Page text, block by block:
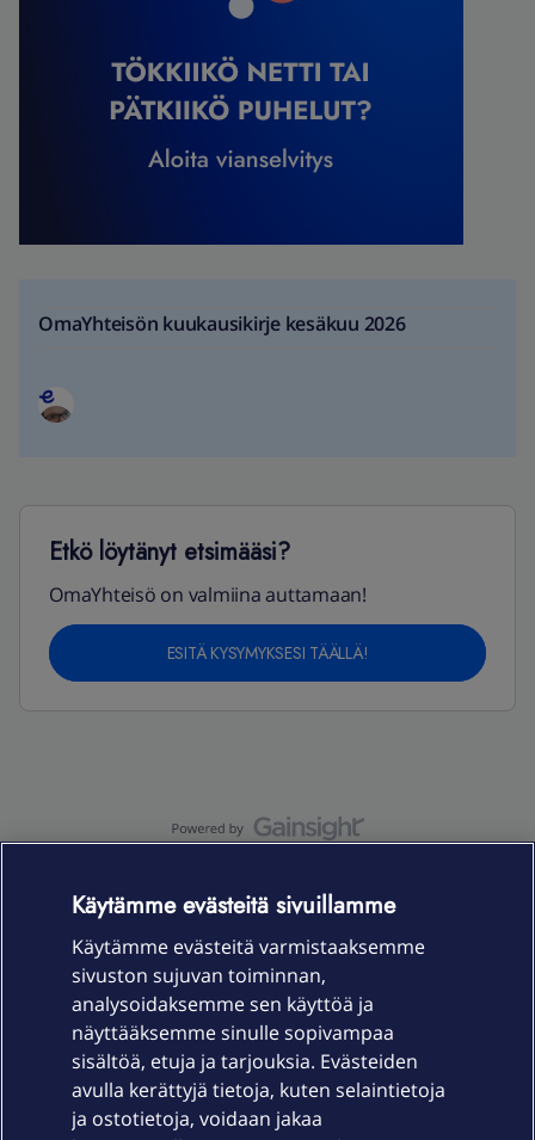
OmaYhteisön kuukausikirje kesäkuu 2026
Etkö löytänyt etsimääsi?
OmaYhteisö on valmiina auttamaan!
ESITÄ KYSYMYKSESI TÄÄLLÄ!
Laitteet & liittymät
Palvelut
Käytämme evästeitä sivuillamme
Käytämme evästeitä varmistaaksemme
sivuston sujuvan toiminnan,
analysoidaksemme sen käyttöä ja
näyttääksemme sinulle sopivampaa
sisältöä, etuja ja tarjouksia. Evästeiden
avulla kerättyjä tietoja, kuten selaintietoja
ja ostotietoja, voidaan jakaa